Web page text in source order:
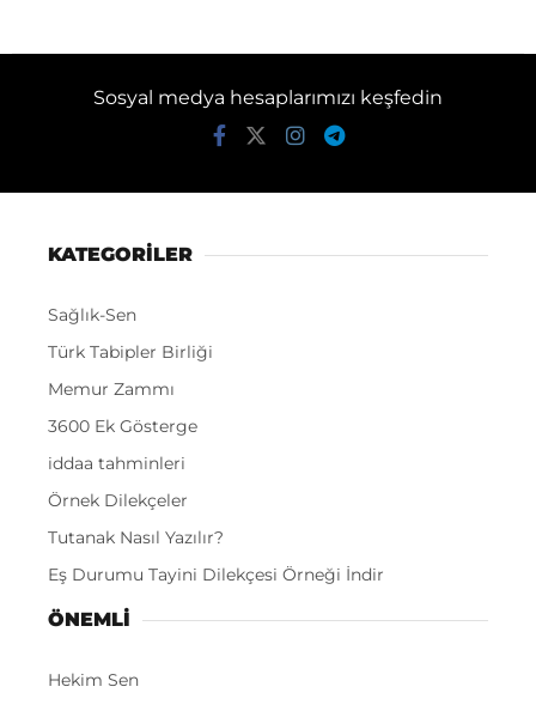
Sosyal medya hesaplarımızı keşfedin
KATEGORİLER
Sağlık-Sen
Türk Tabipler Birliği
Memur Zammı
3600 Ek Gösterge
iddaa tahminleri
Örnek Dilekçeler
Tutanak Nasıl Yazılır?
Eş Durumu Tayini Dilekçesi Örneği İndir
ÖNEMLI
Hekim Sen